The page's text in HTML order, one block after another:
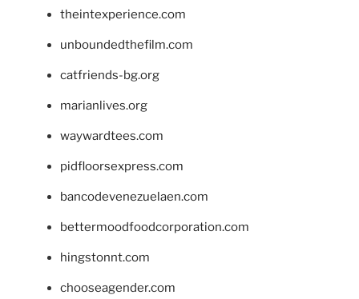
theintexperience.com
unboundedthefilm.com
catfriends-bg.org
marianlives.org
waywardtees.com
pidfloorsexpress.com
bancodevenezuelaen.com
bettermoodfoodcorporation.com
hingstonnt.com
chooseagender.com